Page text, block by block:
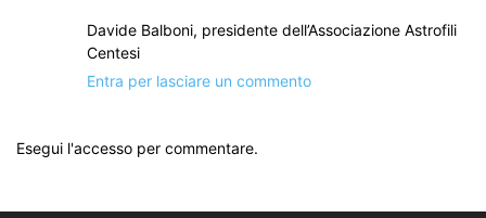
Davide Balboni, presidente dell’Associazione Astrofili
Centesi
Entra per lasciare un commento
Esegui l'accesso per commentare.